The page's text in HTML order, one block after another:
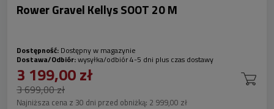
Rower Gravel Kellys SOOT 20 M
Dostępność: Dostępny w magazynie
Dostawa/Odbiór:wysyłka/odbiór 4-5 dni plus czas dostawy
3 199,00 zł
3 699,00 zł
Najniższa cena z 30 dni przed obniżką: 2 999,00 zł